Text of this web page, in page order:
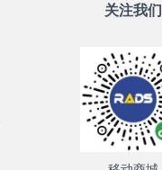
关注我们